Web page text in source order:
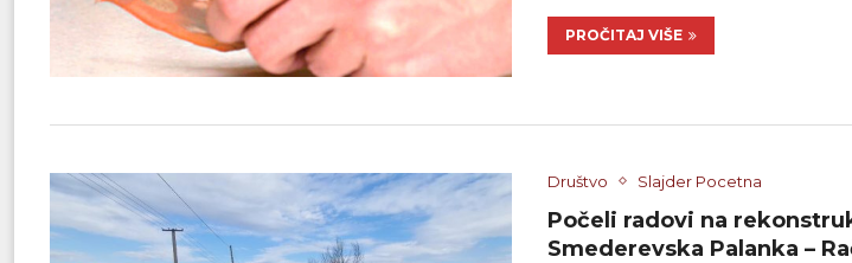
PROČITAJ VIŠE
Društvo Slajder Pocetna
Počeli radovi na
Smederevska Palanka –